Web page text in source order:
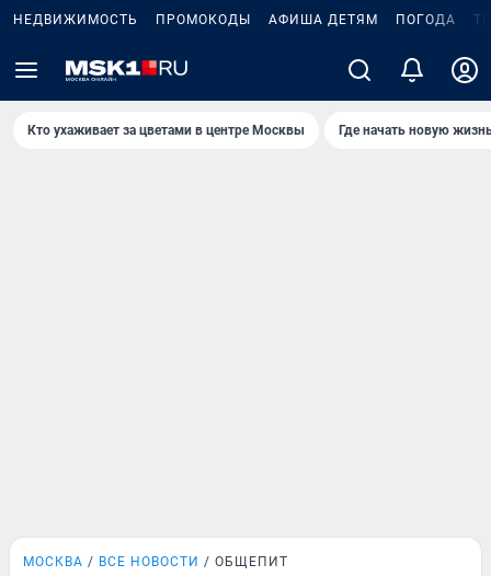
НЕДВИЖИМОСТЬ ПРОМОКОДЫ АФИША ДЕТЯМ ПОГОДА
Кто ухаживает за цветами в центре Москвы Где начать новую
МОСКВА ВСЕ НОВОСТИ ОБЩЕПИТ